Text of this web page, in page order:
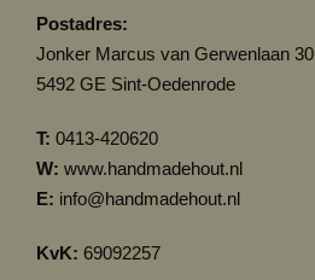
Postadres:
Jonker Marcus van Gerwenlaan 30
5492 GE Sint-Oedenrode
T: 0413-420620
W: www.handmadehout.nl
E: info@handmadehout.nl
KvK: 69092257